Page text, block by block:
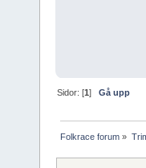
Sidor: [1]Gå upp
Folkrace forum »